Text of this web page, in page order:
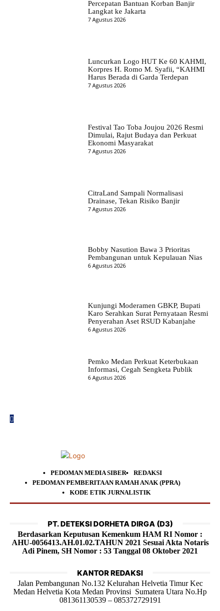
Percepatan Bantuan Korban Banjir
Langkat ke Jakarta
7 Agustus 2026
Luncurkan Logo HUT Ke 60 KAHMI,
Korpres H. Romo M. Syafii, “KAHMI
Harus Berada di Garda Terdepan
7 Agustus 2026
Festival Tao Toba Joujou 2026 Resmi
Dimulai, Rajut Budaya dan Perkuat
Ekonomi Masyarakat
7 Agustus 2026
CitraLand Sampali Normalisasi
Drainase, Tekan Risiko Banjir
7 Agustus 2026
Bobby Nasution Bawa 3 Prioritas
Pembangunan untuk Kepulauan Nias
6 Agustus 2026
Kunjungi Moderamen GBKP, Bupati
Karo Serahkan Surat Pernyataan Resmi
Penyerahan Aset RSUD Kabanjahe
6 Agustus 2026
Pemko Medan Perkuat Keterbukaan
Informasi, Cegah Sengketa Publik
6 Agustus 2026
PEDOMAN MEDIA SIBER
REDAKSI
PEDOMAN PEMBERITAAN RAMAH ANAK (PPRA)
KODE ETIK JURNALISTIK
PT. DETEKSI DORHETA DIRGA (D3)
Berdasarkan Keputusan Kemenkum HAM RI Nomor :
AHU-0056413.AH.01.02.TAHUN 2021 Sesuai Akta Notaris
Adi Pinem, SH Nomor : 53 Tanggal 08 Oktober 2021
KANTOR REDAKSI
Jalan Pembangunan No.132 Kelurahan Helvetia Timur Kec
Medan Helvetia Kota Medan Provinsi Sumatera Utara No.Hp
081361130539 – 085372729191